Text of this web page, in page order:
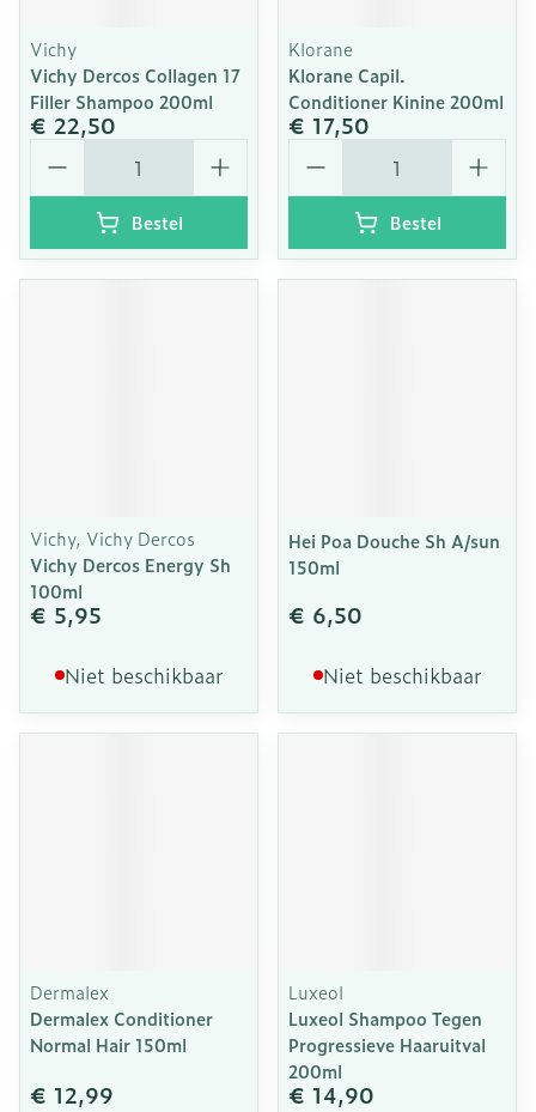
Vichy
Vichy Dercos Collagen 17
Filler Shampoo 200ml
€ 22,50
Aantal
Bestel
Klorane
Klorane Capil.
Conditioner Kinine 200ml
€ 17,50
Aantal
Bestel
Vichy, Vichy Dercos
Vichy Dercos Energy Sh
100ml
€ 5,95
Niet beschikbaar
Hei Poa Douche Sh A/sun
150ml
€ 6,50
Niet beschikbaar
Dermalex
Dermalex Conditioner
Normal Hair 150ml
€ 12,99
Luxeol
Luxeol Shampoo Tegen
Progressieve Haaruitval
200ml
€ 14,90